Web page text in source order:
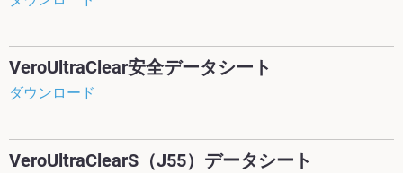
VeroUltraClear安全データシート
ダウンロード
VeroUltraClearS（J55）データシート